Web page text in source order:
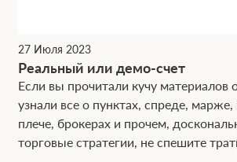
27 Июля 2023
Реальный или демо-счет
Если вы прочитали кучу материалов
узнали все о пунктах, спреде,
плече, брокерах и прочем,
торговые стратегии, не спешите